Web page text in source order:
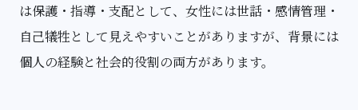
は保護・指導・支配として、女性には世話・感情管理・
自己犠牲として見えやすいことがありますが、背景には
個人の経験と社会的役割の両方があります。